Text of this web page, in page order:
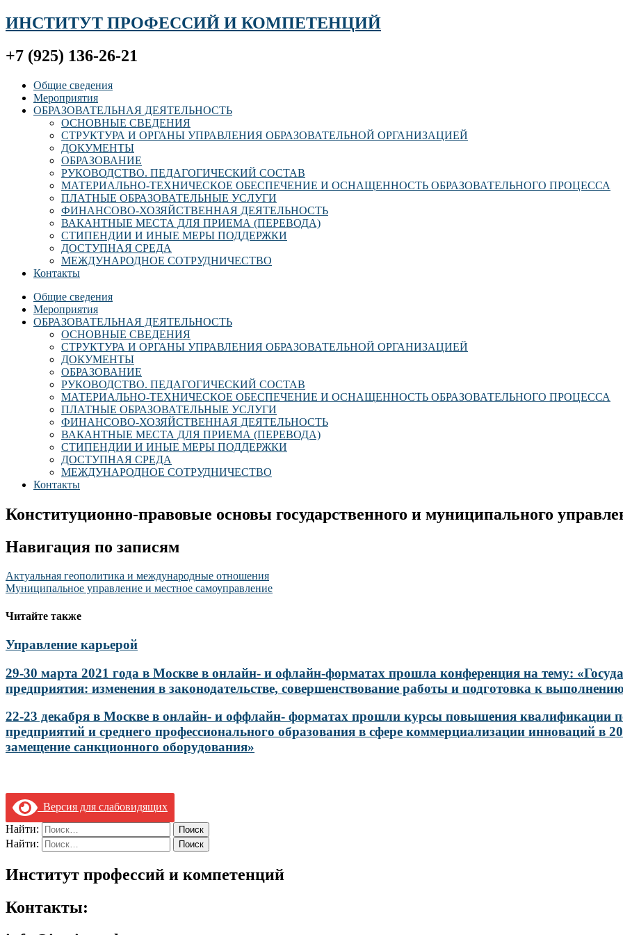
ИНСТИТУТ ПРОФЕССИЙ И КОМПЕТЕНЦИЙ
+7 (925) 136-26-21
Общие сведения
Мероприятия
ОБРАЗОВАТЕЛЬНАЯ ДЕЯТЕЛЬНОСТЬ
ОСНОВНЫЕ СВЕДЕНИЯ
СТРУКТУРА И ОРГАНЫ УПРАВЛЕНИЯ ОБРАЗОВАТЕЛЬНОЙ ОРГАНИЗАЦИЕЙ
ДОКУМЕНТЫ
ОБРАЗОВАНИЕ
РУКОВОДСТВО. ПЕДАГОГИЧЕСКИЙ СОСТАВ
МАТЕРИАЛЬНО-ТЕХНИЧЕСКОЕ ОБЕСПЕЧЕНИЕ И ОСНАЩЕННОСТЬ ОБРАЗОВАТЕЛЬНОГО ПРОЦЕССА
ПЛАТНЫЕ ОБРАЗОВАТЕЛЬНЫЕ УСЛУГИ
ФИНАНСОВО-ХОЗЯЙСТВЕННАЯ ДЕЯТЕЛЬНОСТЬ
ВАКАНТНЫЕ МЕСТА ДЛЯ ПРИЕМА (ПЕРЕВОДА)
СТИПЕНДИИ И ИНЫЕ МЕРЫ ПОДДЕРЖКИ
ДОСТУПНАЯ СРЕДА
МЕЖДУНАРОДНОЕ СОТРУДНИЧЕСТВО
Контакты
Общие сведения
Мероприятия
ОБРАЗОВАТЕЛЬНАЯ ДЕЯТЕЛЬНОСТЬ
ОСНОВНЫЕ СВЕДЕНИЯ
СТРУКТУРА И ОРГАНЫ УПРАВЛЕНИЯ ОБРАЗОВАТЕЛЬНОЙ ОРГАНИЗАЦИЕЙ
ДОКУМЕНТЫ
ОБРАЗОВАНИЕ
РУКОВОДСТВО. ПЕДАГОГИЧЕСКИЙ СОСТАВ
МАТЕРИАЛЬНО-ТЕХНИЧЕСКОЕ ОБЕСПЕЧЕНИЕ И ОСНАЩЕННОСТЬ ОБРАЗОВАТЕЛЬНОГО ПРОЦЕССА
ПЛАТНЫЕ ОБРАЗОВАТЕЛЬНЫЕ УСЛУГИ
ФИНАНСОВО-ХОЗЯЙСТВЕННАЯ ДЕЯТЕЛЬНОСТЬ
ВАКАНТНЫЕ МЕСТА ДЛЯ ПРИЕМА (ПЕРЕВОДА)
СТИПЕНДИИ И ИНЫЕ МЕРЫ ПОДДЕРЖКИ
ДОСТУПНАЯ СРЕДА
МЕЖДУНАРОДНОЕ СОТРУДНИЧЕСТВО
Контакты
Конституционно-правовые основы государственного и муниципального
Навигация по записям
Актуальная геополитика и международные отношения
Муниципальное управление и местное самоуправление
Читайте также
Управление карьерой
29-30 марта 2021 года в Москве в онлайн- и офлайн-форматах прошла конференция на тему:
предприятия: изменения в законодательстве, совершенствование работы и подготовка к
22-23 декабря в Москве в онлайн- и оффлайн- форматах прошли курсы повышения квалификации
предприятий и среднего профессионального образования в сфере коммерциализации инноваций
замещение санкционного оборудования»
Версия для слабовидящих
Найти:
Найти:
Институт профессий и компетенций
Контакты: